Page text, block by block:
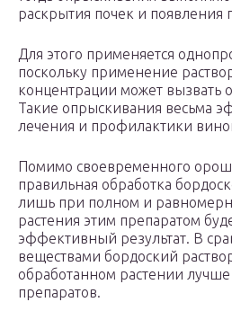
раскрытия почек и появления
Для этого применяется
поскольку применение
концентрации может вызвать
Такие опрыскивания весьма
лечения и профилактики
Помимо своевременного
правильная обработка
лишь при полном и
растения этим препаратом
эффективный результат. В
веществами бордоский
обработанном растении
препаратов.